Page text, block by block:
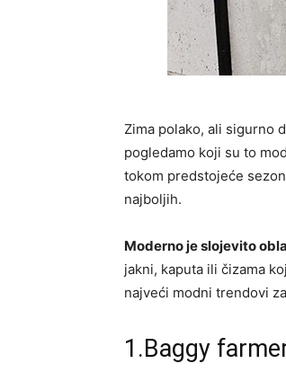
Zima polako, ali sigurno
pogledamo koji su to
tokom predstojeće
najboljih.
Moderno je slojevito
jakni, kaputa ili čizama
najveći modni trendovi
1.Baggy